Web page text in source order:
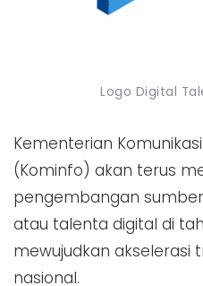
Logo Digital
Kementerian
(Kominfo) akan terus
pengembangan
atau talenta digital di
mewujudkan akselerasi
nasional.